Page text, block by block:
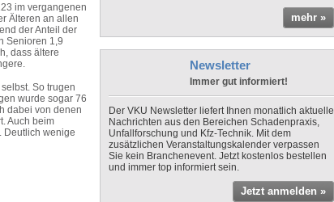
im vergangenen
Älteren an allen
der Anteil der
Senioren 1,9
dass ältere
So trugen
wurde sogar 76
dabei von denen
Auch beim
Deutlich wenige
mehr »
Newsletter
Immer gut informiert!
Der VKU Newsletter liefert Ihnen monatlich aktuelle
Nachrichten aus den Bereichen Schadenpraxis,
Unfallforschung und Kfz-Technik. Mit dem
zusätzlichen Veranstaltungskalender verpassen
Sie kein Branchenevent. Jetzt kostenlos bestellen
und immer top informiert sein.
Jetzt anmelden »